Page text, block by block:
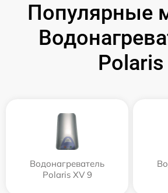
Популярные
Polaris
Водонагреватель
Polaris XV 9